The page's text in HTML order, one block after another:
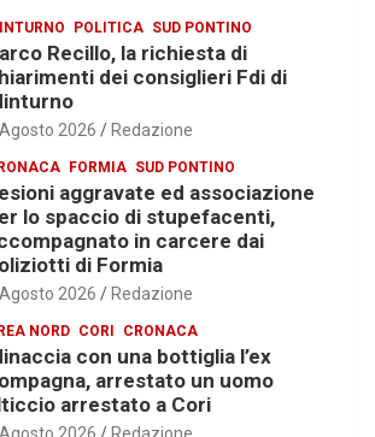
POLITICA SUD PONTINO
Recillo, la richiesta di
dei consiglieri Fdi di
2026 Redazione
FORMIA SUD PONTINO
aggravate ed associazione
lo spaccio di stupefacenti,
in carcere dai
di Formia
2026 Redazione
NORD CORI CRONACA
con una bottiglia l’ex
arrestato un uomo
arrestato a Cori
2026 Redazione